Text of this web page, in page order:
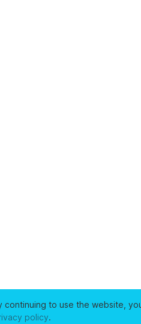
continuing to use the website,
policy.